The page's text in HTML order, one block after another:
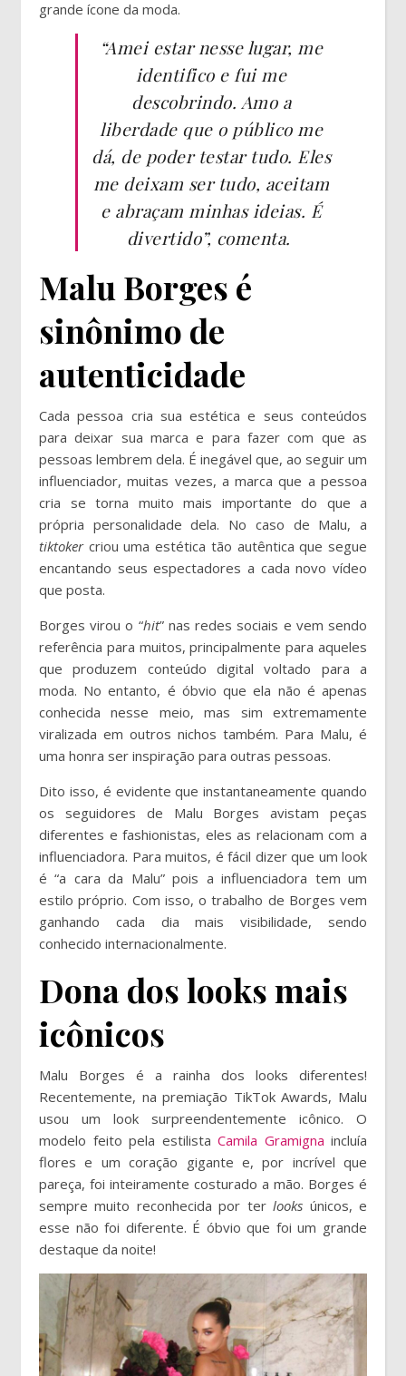
grande ícone da moda.
“Amei estar nesse lugar, me
identifico e fui me
descobrindo. Amo a
liberdade que o público me
dá, de poder testar tudo. Eles
me deixam ser tudo, aceitam
e abraçam minhas ideias. É
divertido”, comenta.
Malu Borges é
sinônimo de
autenticidade
Cada pessoa cria sua estética e seus conteúdos
para deixar sua marca e para fazer com que as
pessoas lembrem dela. É inegável que, ao seguir um
influenciador, muitas vezes, a marca que a pessoa
cria se torna muito mais importante do que a
própria personalidade dela. No caso de Malu, a
tiktokercriou uma estética tão autêntica que segue
encantando seus espectadores a cada novo vídeo
que posta.
Borges virou o “hit” nas redes sociais e vem sendo
referência para muitos, principalmente para aqueles
que produzem conteúdo digital voltado para a
moda. No entanto, é óbvio que ela não é apenas
conhecida nesse meio, mas sim extremamente
viralizada em outros nichos também. Para Malu, é
uma honra ser inspiração para outras pessoas.
Dito isso, é evidente que instantaneamente quando
os seguidores de Malu Borges avistam peças
diferentes e fashionistas, eles as relacionam com a
influenciadora. Para muitos, é fácil dizer que um look
é “a cara da Malu” pois a influenciadora tem um
estilo próprio. Com isso, o trabalho de Borges vem
ganhando cada dia mais visibilidade, sendo
conhecido internacionalmente.
Dona dos looks mais
icônicos
Malu Borges é a rainha dos looks diferentes!
Recentemente, na premiação TikTok Awards, Malu
usou um look surpreendentemente icônico. O
modelo feito pela estilista Camila Gramigna incluía
flores e um coração gigante e, por incrível que
pareça, foi inteiramente costurado a mão. Borges é
sempre muito reconhecida por terlooks únicos, e
esse não foi diferente. É óbvio que foi um grande
destaque da noite!